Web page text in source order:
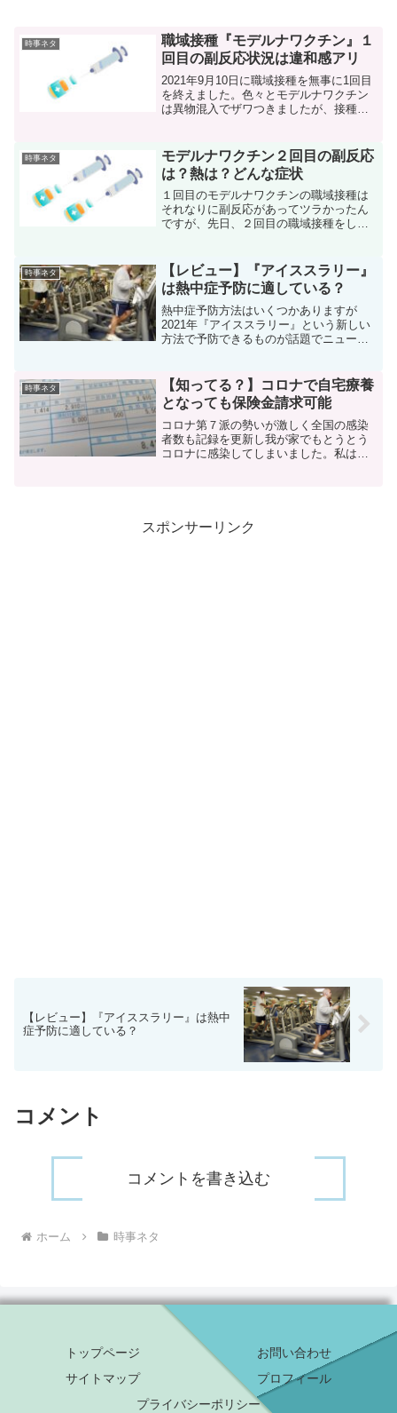
時事ネタ
職域接種『モデルナワクチン』１
回目の副反応状況は違和感アリ
2021年9月10日に職域接種を無事に1回目
を終えました。色々とモデルナワクチン
は異物混入でザワつきましたが、接種会
いと言われていますが、1回目が出ないわ
けではござい...
時事ネタ
モデルナワクチン２回目の副反応
は？熱は？どんな症状
１回目のモデルナワクチンの職域接種は
それなりに副反応があってツラかったん
ですが、先日、２回目の職域接種をして
状況情報をご紹介します。モデルナワク
チン２回目の副反応は？不...
時事ネタ
【レビュー】『アイススラリー』
は熱中症予防に適している？
熱中症予防方法はいくつかありますが
2021年『アイススラリー』という新しい
方法で予防できるものが話題でニュース
パーで売っているのは知っているけどナ
ニ？と感じている方は多...
時事ネタ
【知ってる？】コロナで自宅療養
となっても保険金請求可能
コロナ第７派の勢いが激しく全国の感染
者数も記録を更新し我が家でもとうとう
コロナに感染してしまいました。私は知
スポンサーリンク
【レビュー】『アイススラリー』は熱中
症予防に適している？
コメント
コメントを書き込む
ホーム 時事ネタ
トップページ
お問い合わせ
サイトマップ
プロフィール
プライバシーポリシー